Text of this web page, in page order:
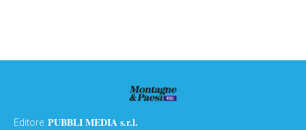
Editore: PUBBLI MEDIA s.r.l.